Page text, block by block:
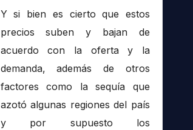
Y si bien es cierto que estos
precios suben y bajan de
acuerdo con la oferta y la
demanda, además de otros
factores como la sequía que
azotó algunas regiones del país
y por supuesto los